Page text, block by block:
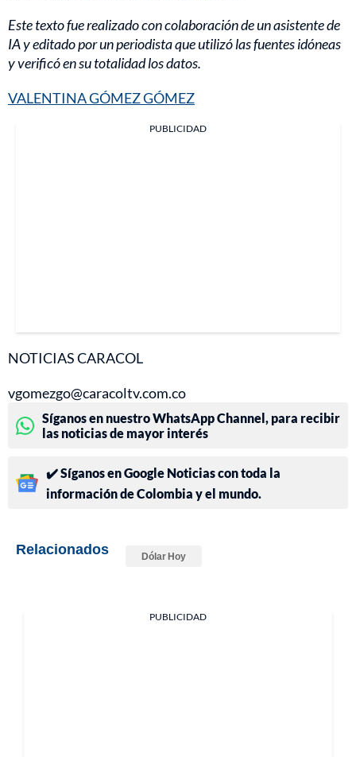
Este texto fue realizado con colaboración de un asistente de
IA y editado por un periodista que utilizó las fuentes idóneas
y verificó en su totalidad los datos.
VALENTINA GÓMEZ GÓMEZ
PUBLICIDAD
NOTICIAS CARACOL
vgomezgo@caracoltv.com.co
Síganos en nuestro WhatsApp Channel, para recibir
las noticias de mayor interés
✔️ Síganos en Google Noticias con toda la
información de Colombia y el mundo.
Relacionados Dólar Hoy
PUBLICIDAD